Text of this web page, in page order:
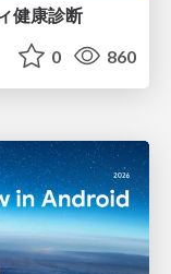
健康診断
0 860